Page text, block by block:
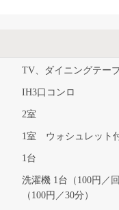
TV、ダイニングテー
IH3口コンロ
2室
1室 ウォシュレット
1台
洗濯機 1台（100円／
（100円／30分）